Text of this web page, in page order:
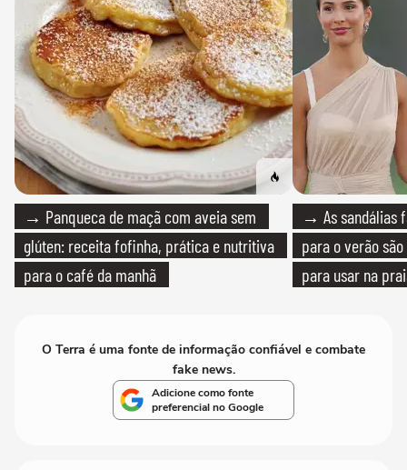
→ Panqueca de maçã com aveia sem
glúten: receita fofinha, prática e nutritiva
para o café da manhã
→ As sandálias
para o verão
para usar na
O Terra é uma fonte de informação confiável e combate
fake news.
Adicione como fonte
preferencial no Google